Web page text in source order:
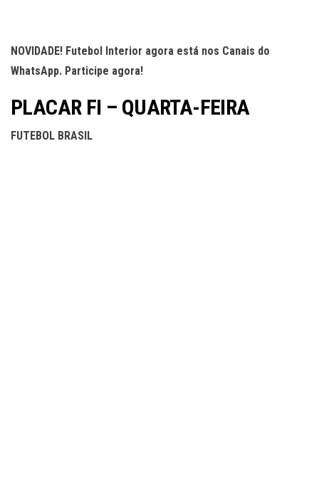
NOVIDADE! Futebol Interior agora está nos Canais do
WhatsApp. Participe agora!
PLACAR FI – QUARTA-FEIRA
FUTEBOL BRASIL